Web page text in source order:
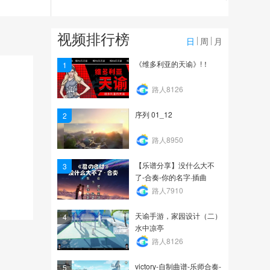
185
5v5实战技能演示-流光
（带批注）
3.1万
视频排行榜 日 周 月
1 《维多利亚的天谕》!！
路人8126
2 序列 01_12
路人8950
3
【乐谱分享】没什么大不
了-合奏-你的名字·插曲
路人7910
4
天谕手游，家园设计（二）
水中凉亭
路人8126
5 victory-自制曲谱-乐师合奏-